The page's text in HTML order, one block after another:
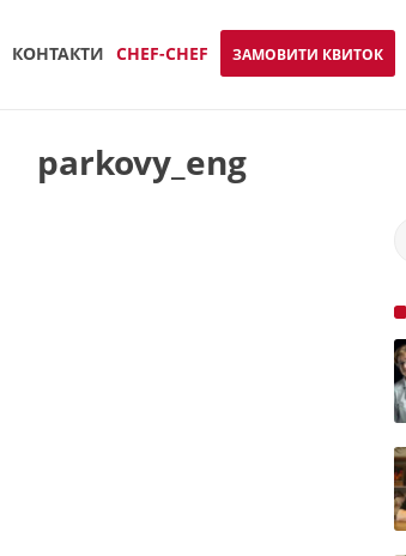
КОНТАКТИ CHEF-CHEF ЗАМОВИТИ КВИТОК
parkovy_eng